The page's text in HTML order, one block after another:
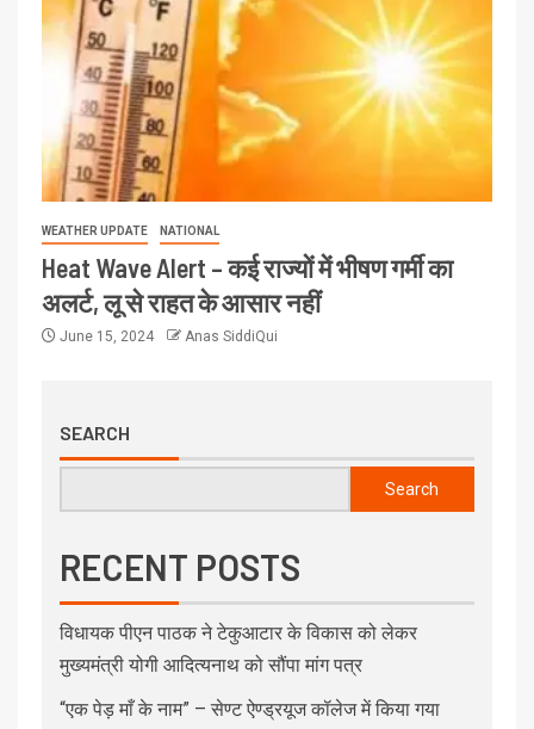
WEATHER UPDATE NATIONAL
Heat Wave Alert – कई राज्यों में भीषण गर्मी का
अलर्ट, लू से राहत के आसार नहीं
June 15, 2024 Anas SiddiQui
SEARCH
Search
RECENT POSTS
विधायक पीएन पाठक ने टेकुआटार के विकास को लेकर
मुख्यमंत्री योगी आदित्यनाथ को सौंपा मांग पत्र
“एक पेड़ माँ के नाम” – सेण्ट ऐण्ड्रयूज कॉलेज में किया गया